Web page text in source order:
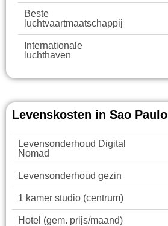
Beste
luchtvaartmaatschappij
Internationale
luchthaven
Levenskosten in Sao Paulo
Levensonderhoud Digital
Nomad
Levensonderhoud gezin
1 kamer studio (centrum)
Hotel (gem. prijs/maand)